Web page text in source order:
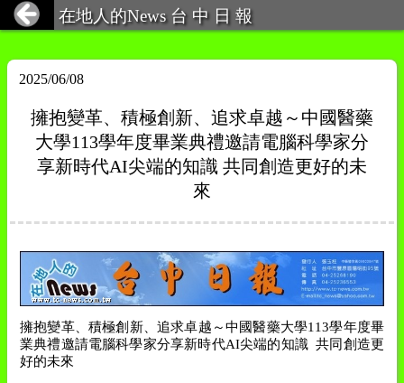
在地人的News 台 中 日 報
2025/06/08
擁抱變革、積極創新、追求卓越～中國醫藥
大學113學年度畢業典禮邀請電腦科學家分
享新時代AI尖端的知識 共同創造更好的未
來
擁抱變革、積極創新、追求卓越～中國醫藥大學113學年度畢
業典禮邀請電腦科學家分享新時代AI尖端的知識 共同創造更
好的未來